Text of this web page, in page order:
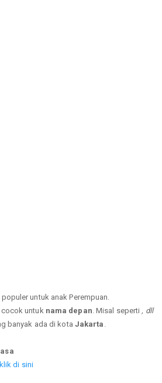
untuk anak Perempuan.
untuk nama depan . Misal seperti , dll
banyak ada di kota Jakarta
di sini